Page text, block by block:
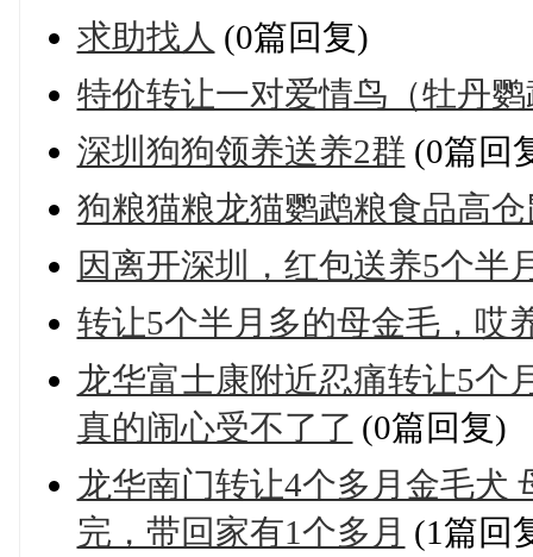
求助找人 (0篇回复)
特价转让一对爱情鸟（牡丹
深圳狗狗领养送养2群 (0篇回
狗粮猫粮龙猫鹦鹉粮食品高
因离开深圳，红包送养5个半
转让5个半月多的母金毛，哎
龙华富士康附近忍痛转让5个
真的闹心受不了了 (0篇回复)
龙华南门转让4个多月金毛犬
完，带回家有1个多月 (1篇回